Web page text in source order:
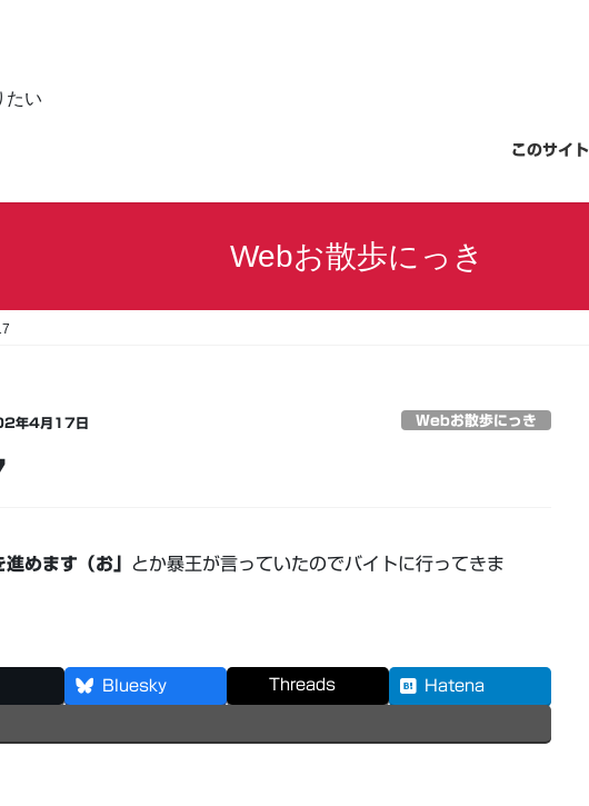
たい
このサイト
Webお散歩にっき
年4月17日 Webお散歩にっき
めます（お」 とか暴王が言っていたのでバイトに行ってきま
Bluesky Threads Hatena